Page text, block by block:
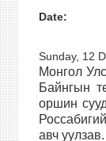
Date:
Sunday, 12
Монгол
Байнгын
оршин
авч уулзав.